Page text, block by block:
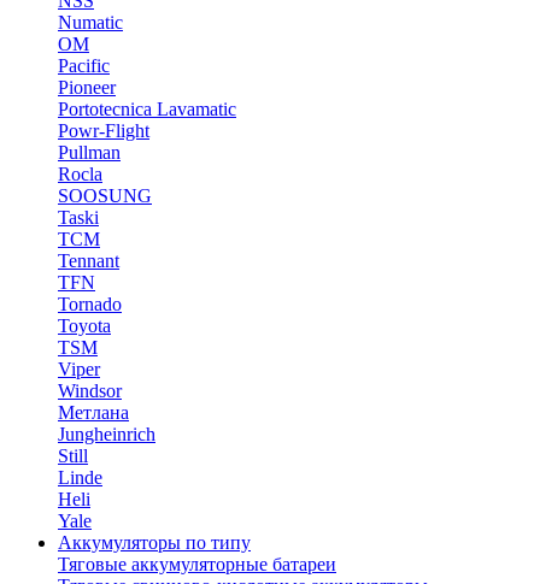
Numatic
OM
Pacific
Pioneer
Portotecnica Lavamatic
Powr-Flight
Pullman
Rocla
SOOSUNG
Taski
TCM
Tennant
TFN
Tornado
Toyota
TSM
Viper
Windsor
Метлана
Jungheinrich
Still
Linde
Heli
Yale
Аккумуляторы по типу
Тяговые аккумуляторные батареи